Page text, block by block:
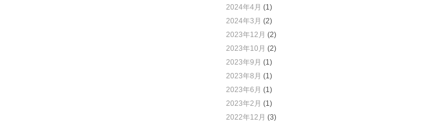
2024年4月 (1)
2024年3月 (2)
2023年12月 (2)
2023年10月 (2)
2023年9月 (1)
2023年8月 (1)
2023年6月 (1)
2023年2月 (1)
2022年12月 (3)